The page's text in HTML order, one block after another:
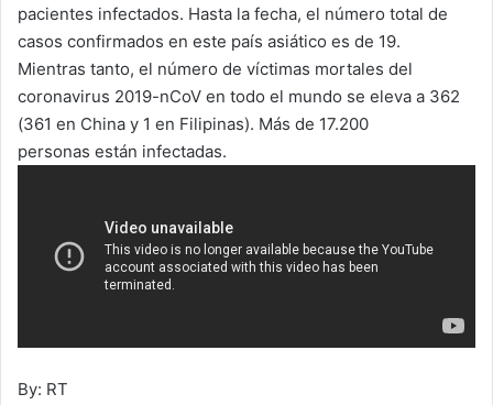
pacientes infectados. Hasta la fecha, el número total de
casos confirmados en este país asiático es de 19.
Mientras tanto, el número de víctimas mortales del
coronavirus 2019-nCoV en todo el mundo se eleva a 362
(361 en China y 1 en Filipinas). Más de 17.200
personas están infectadas.
By: RT